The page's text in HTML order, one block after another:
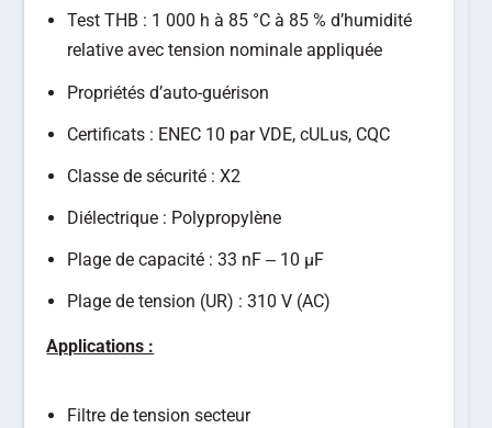
Test THB : 1 000 h à 85 °C à 85 % d’humidité
relative avec tension nominale appliquée
Propriétés d’auto-guérison
Certificats : ENEC 10 par VDE, cULus, CQC
Classe de sécurité : X2
Diélectrique : Polypropylène
Plage de capacité : 33 nF ‒ 10 µF
Plage de tension (UR) : 310 V (AC)
Applications :
Filtre de tension secteur